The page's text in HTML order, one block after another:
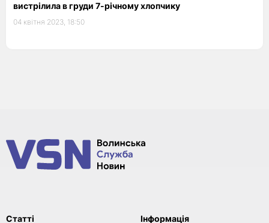
вистрілила в груди 7-річному хлопчику
04 квітня 2023, 18:50
Статті Інформація